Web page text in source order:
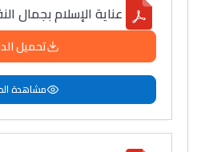
عناية الإسلام بجمال
تحميل
مشاهدة